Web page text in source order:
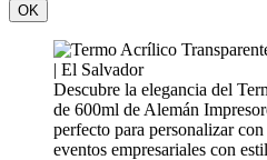
OK
Descubre la elegancia del
de 600ml de Alemán
perfecto para personalizar
eventos empresariales con